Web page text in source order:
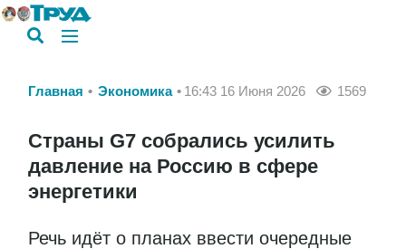
Главная Экономика 16:43 16 Июня 2026 1569
Страны G7 собрались усилить
давление на Россию в сфере
энергетики
Речь идёт о планах ввести очередные